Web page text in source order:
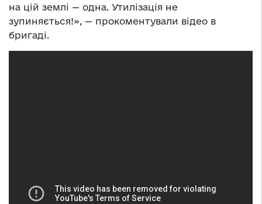
на цій землі — одна. Утилізація не
зупиняється!», — прокоментували відео в
бригаді.